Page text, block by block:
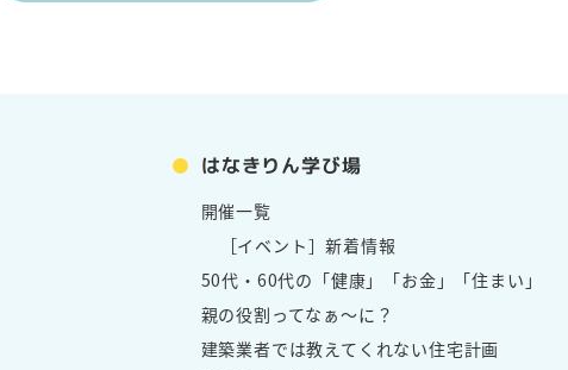
はなきりん学び場
開催一覧
［イベント］新着情報
50代・60代の「健康」「お金」「住まい」
親の役割ってなぁ～に？
建築業者では教えてくれない住宅計画